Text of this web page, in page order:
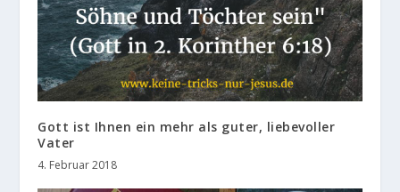
Gott ist Ihnen ein mehr als guter, liebevoller
Vater
4. Februar 2018